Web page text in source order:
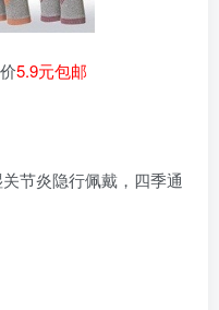
5.9元包邮
节炎隐行佩戴，四季通